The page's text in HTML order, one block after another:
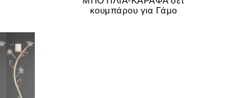
κουμπάρου για Γάμο